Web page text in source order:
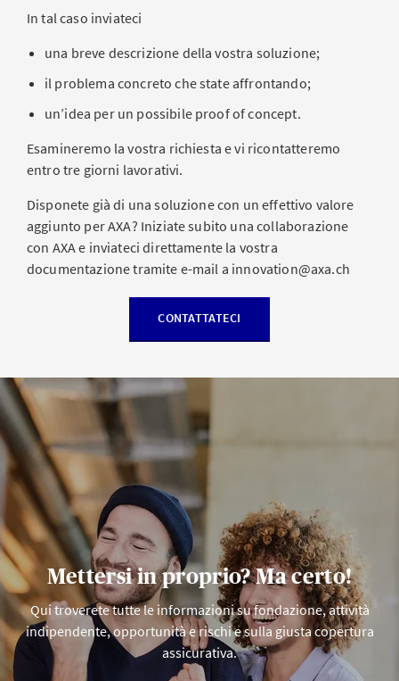
In tal caso inviateci
una breve descrizione della vostra soluzione;
il problema concreto che state affrontando;
un’idea per un possibile proof of concept.
Esamineremo la vostra richiesta e vi ricontatteremo
entro tre giorni lavorativi.
Disponete già di una soluzione con un effettivo valore
aggiunto per AXA? Iniziate subito una collaborazione
con AXA e inviateci direttamente la vostra
documentazione tramite e-mail a innovation@axa.ch
CONTATTATECI
Mettersi in proprio? Ma certo!
Qui troverete tutte le informazioni su fondazione, attività
indipendente, opportunità e rischi e sulla giusta copertura
assicurativa.